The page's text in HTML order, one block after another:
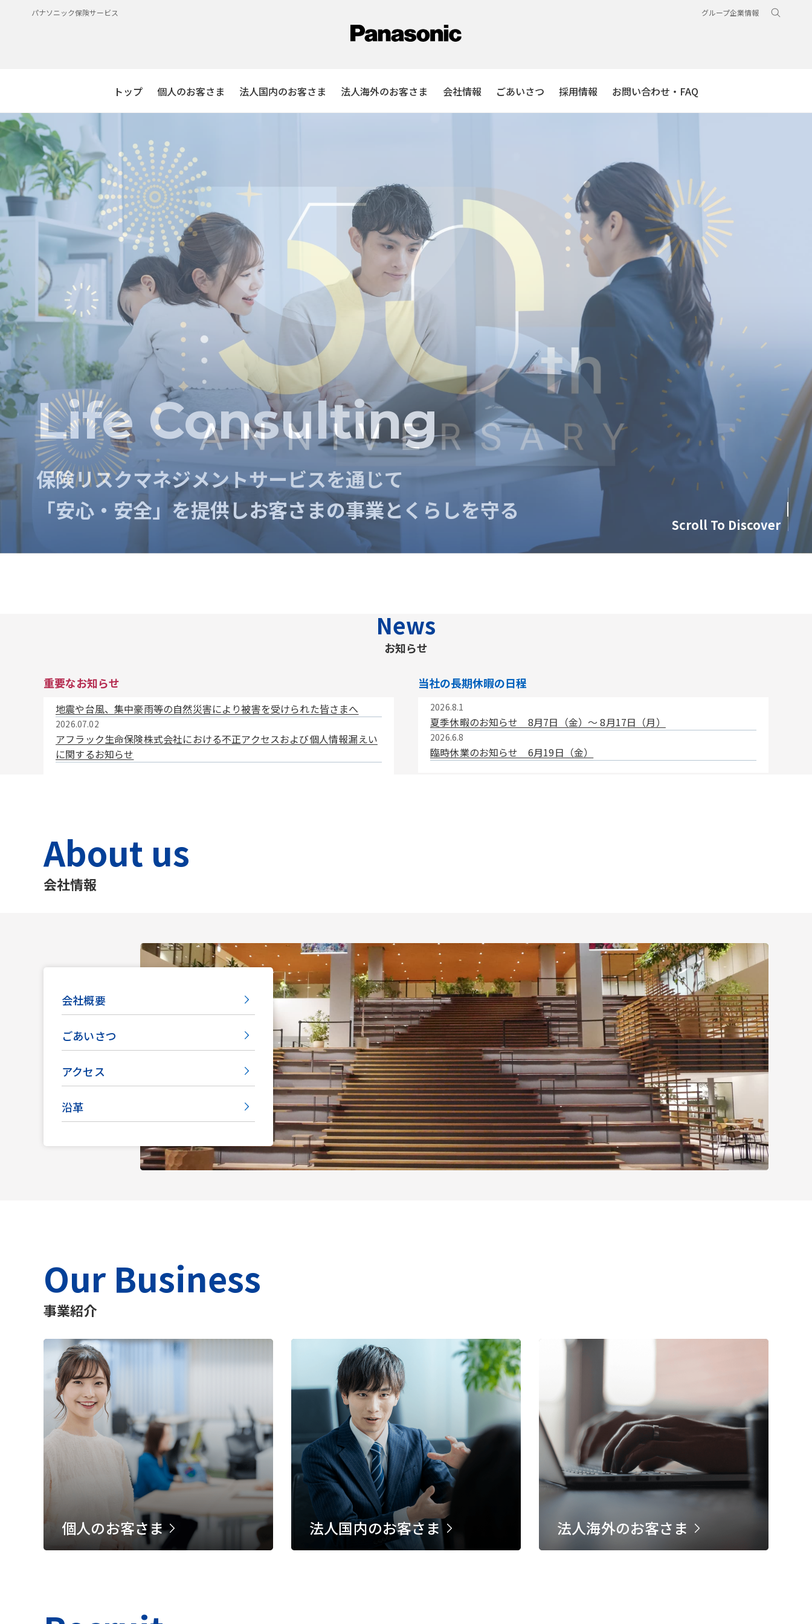
パナソニック保険サービス グループ企業情報
トップ 個人のお客さま 法人国内のお客さま 法人海外のお客さま 会社情報 ごあいさつ 採用情報 お問い合わせ・FAQ
Life Consulting
保険リスクマネジメントサービスを通じて
「安心・安全」を提供しお客さまの事業とくらしを守る
Risk Consulting
保険リスクマネジメントサービスを通じて
「安心・安全」を提供しお客さまの事業とくらしを守る
News
お知らせ
重要なお知らせ
地震や台風、集中豪雨等の自然災害により被害を受けられた皆さまへ
2026.07.02
アフラック生命保険株式会社における不正アクセスおよび個人情報漏えい
に関するお知らせ
当社の長期休暇の日程
2026.8.1
夏季休暇のお知らせ 8月7日（金）〜 8月17日（月）
2026.6.8
臨時休業のお知らせ 6月19日（金）
About us
会社情報
会社概要
ごあいさつ
アクセス
沿革
Our Business
事業紹介
個人のお客さま 法人国内のお客さま 法人海外のお客さま